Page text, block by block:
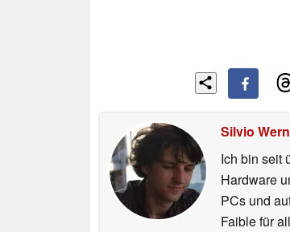
Silvio
Ich bin seit
Hardware
PCs und
Faible für